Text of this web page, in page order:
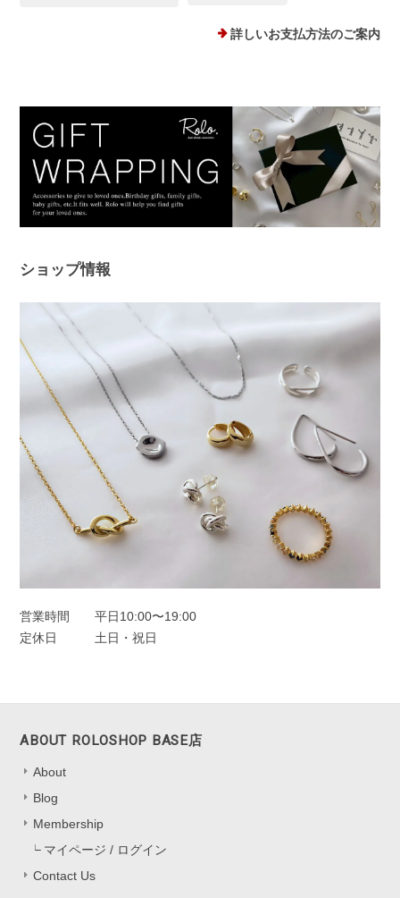
ルバーでどんなファションにも合うため、たくさん使わせていただき
ます。 ありがとうございました。
このたびは、Rolo.をご利用いただき有
難うございます。 痒みや違和感が出て
しまっていた中、当店ピアスを使ってい
常の中で、たくさんご活用ください。
このたびは本当にありがとうございまし
フープピアス シルバー925
シルバー
2025/11/22
快適にお使いいただけると思います。
詳しいお支払方法のご案内
ショップ情報
営業時間
平日10:00〜19:00
定休日
土日・祝日
ABOUT ROLOSHOP BASE店
About
Blog
Membership
マイページ / ログイン
Contact Us